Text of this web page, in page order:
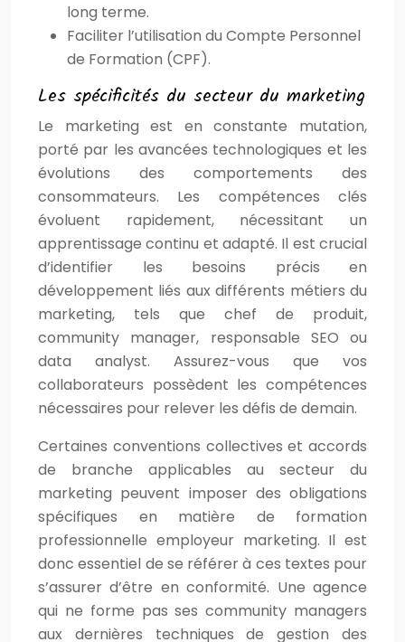
long terme.
Faciliter l’utilisation du Compte Personnel
de Formation (CPF).
Les spécificités du secteur du marketing
Le marketing est en constante mutation,
porté par les avancées technologiques et les
évolutions des comportements des
consommateurs. Les compétences clés
évoluent rapidement, nécessitant un
apprentissage continu et adapté. Il est crucial
d’identifier les besoins précis en
développement liés aux différents métiers du
marketing, tels que chef de produit,
community manager, responsable SEO ou
data analyst. Assurez-vous que vos
collaborateurs possèdent les compétences
nécessaires pour relever les défis de demain.
Certaines conventions collectives et accords
de branche applicables au secteur du
marketing peuvent imposer des obligations
spécifiques en matière de formation
professionnelle employeur marketing. Il est
donc essentiel de se référer à ces textes pour
s’assurer d’être en conformité. Une agence
qui ne forme pas ses community managers
aux dernières techniques de gestion des